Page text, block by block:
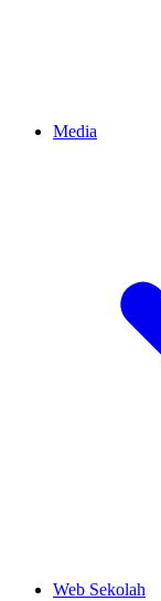
Media
Web Sekolah